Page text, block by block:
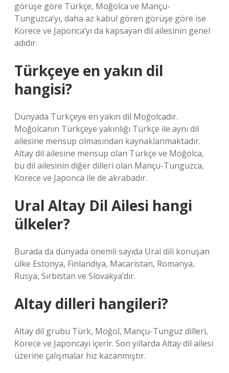
görüşe göre Türkçe, Moğolca ve Mançu-
Tunguzca’yı, daha az kabul gören görüşe göre ise
Korece ve Japonca’yı da kapsayan dil ailesinin genel
adıdır.
Türkçeye en yakın dil
hangisi?
Dünyada Türkçeye en yakın dil Moğolcadır.
Moğolcanın Türkçeye yakınlığı Türkçe ile aynı dil
ailesine mensup olmasından kaynaklanmaktadır.
Altay dil ailesine mensup olan Türkçe ve Moğolca,
bu dil ailesinin diğer dilleri olan Mançu-Tunguzca,
Korece ve Japonca ile de akrabadır.
Ural Altay Dil Ailesi hangi
ülkeler?
Burada da dünyada önemli sayıda Ural dili konuşan
ülke Estonya, Finlandiya, Macaristan, Romanya,
Rusya, Sırbistan ve Slovakya’dır.
Altay dilleri hangileri?
Altay dil grubu Türk, Moğol, Mançu-Tunguz dilleri,
Korece ve Japoncayı içerir. Son yıllarda Altay dil ailesi
üzerine çalışmalar hız kazanmıştır.